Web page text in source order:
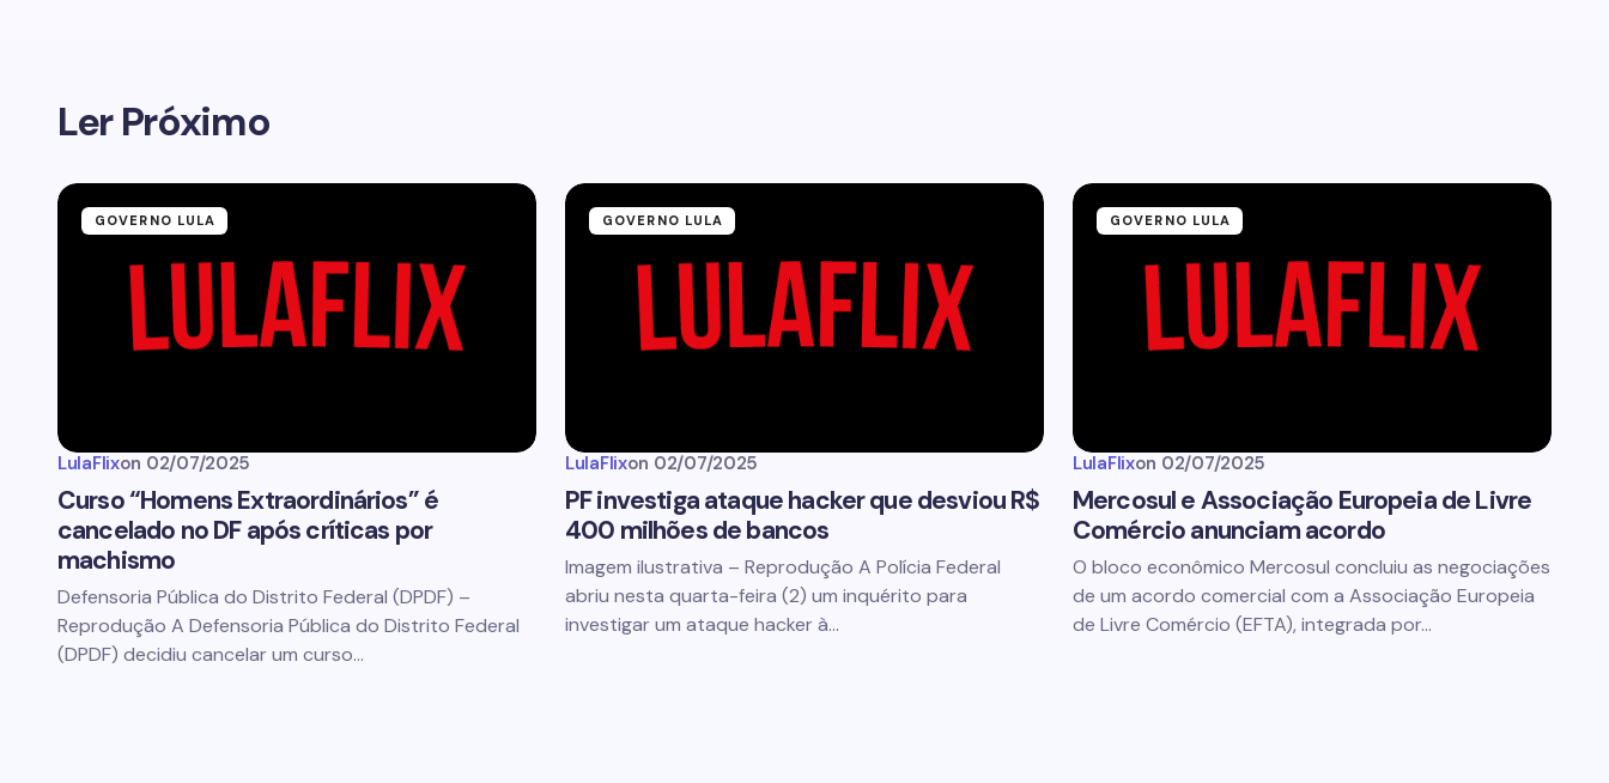
Ler Próximo
GOVERNO LULA
LulaFlixon 02/07/2025
Curso “Homens Extraordinários” é
cancelado no DF após críticas por
machismo
Defensoria Pública do Distrito Federal (DPDF) –
Reprodução A Defensoria Pública do Distrito Federal
(DPDF) decidiu cancelar um curso…
GOVERNO LULA
LulaFlixon 02/07/2025
PF investiga ataque hacker que desviou R$
400 milhões de bancos
Imagem ilustrativa – Reprodução A Polícia Federal
abriu nesta quarta-feira (2) um inquérito para
investigar um ataque hacker à…
GOVERNO LULA
LulaFlixon 02/07/2025
Mercosul e Associação Europeia de Livre
Comércio anunciam acordo
O bloco econômico Mercosul concluiu as negociações
de um acordo comercial com a Associação Europeia
de Livre Comércio (EFTA), integrada por…